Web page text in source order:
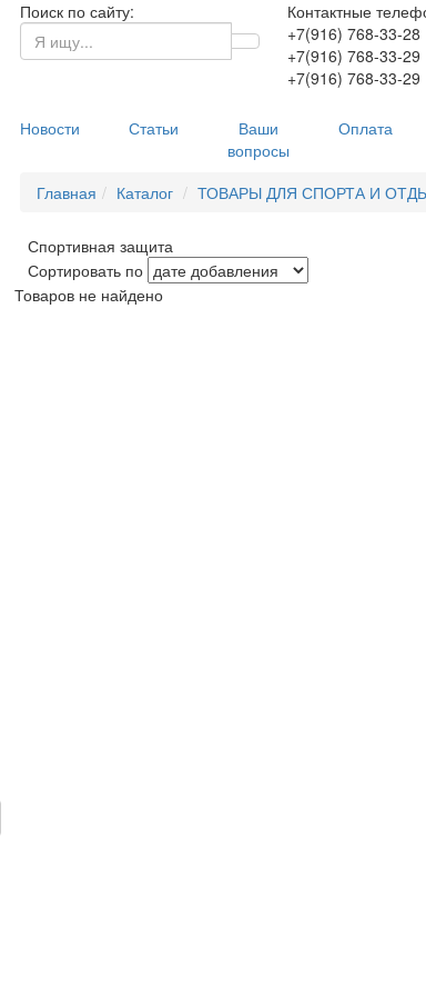
Поиск по сайту:
Контактные
+7(916) 768-33-28
+7(916) 768-33-29
+7(916) 768-33-29
Новости Статьи
Ваши
вопросы
Оплата
Главная Каталог ТОВАРЫ ДЛЯ СПОРТА И
Спортивная защита
Сортировать по
Товаров не найдено